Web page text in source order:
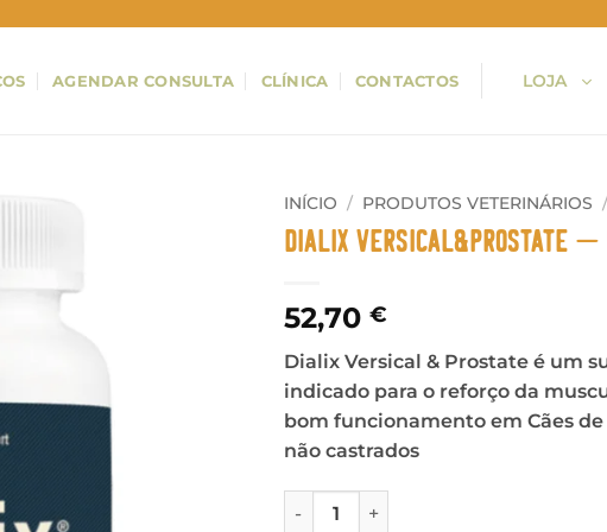
AGENDAR CONSULTA CLÍNICA CONTACTOS LOJA
INÍCIO / PRODUTOS VETERINÁRIOS /
DIALIX Versical&Prostate –
52,70 €
Dialix Versical & Prostate é um
indicado para o reforço da
bom funcionamento em Cães
não castrados
Quantidade de DIALIX